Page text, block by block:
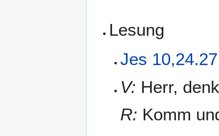
Lesung
Jes 10,24.27
V: Herr,
R: Komm